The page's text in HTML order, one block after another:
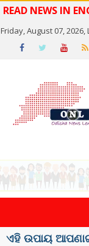
READ NEWS IN
Friday, August 07, 2026,
ସବୁଠୁ ମହଙ୍ଗା